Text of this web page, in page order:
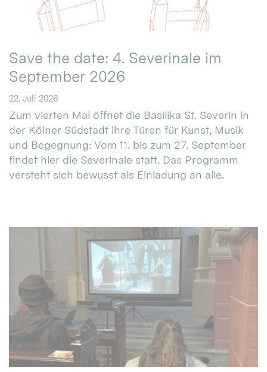
Save the date: 4. Severinale im
September 2026
22. Juli 2026
Zum vierten Mal öffnet die Basilika St. Severin in
der Kölner Südstadt ihre Türen für Kunst, Musik
und Begegnung: Vom 11. bis zum 27. September
findet hier die Severinale statt. Das Programm
versteht sich bewusst als Einladung an alle.